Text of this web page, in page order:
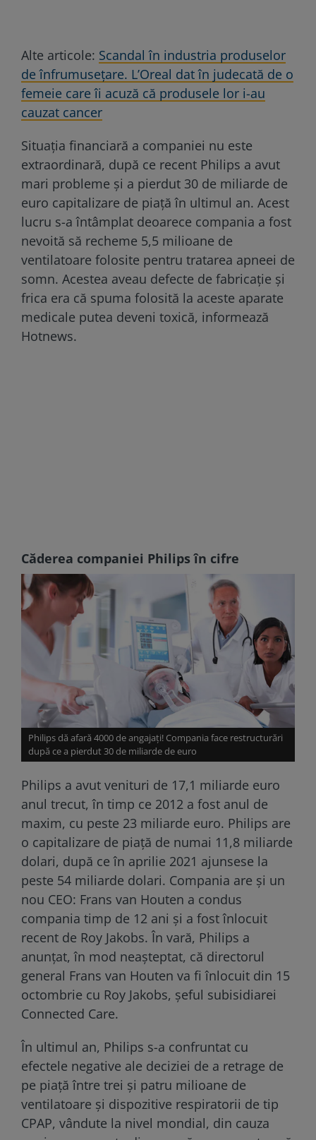
Alte articole: Scandal în industria produselor
de înfrumusețare. L’Oreal dat în judecată de o
femeie care îi acuză că produsele lor i-au
cauzat cancer
Situația financiară a companiei nu este
extraordinară, după ce recent Philips a avut
mari probleme și a pierdut 30 de miliarde de
euro capitalizare de piață în ultimul an. Acest
lucru s-a întâmplat deoarece compania a fost
nevoită să recheme 5,5 milioane de
ventilatoare folosite pentru tratarea apneei de
somn. Acestea aveau defecte de fabricație și
frica era că spuma folosită la aceste aparate
medicale putea deveni toxică, informează
Hotnews.
Căderea companiei Philips în cifre
Philips dă afară 4000 de angajați! Compania face restructurări
după ce a pierdut 30 de miliarde de euro
Philips a avut venituri de 17,1 miliarde euro
anul trecut, în timp ce 2012 a fost anul de
maxim, cu peste 23 miliarde euro. Philips are
o capitalizare de piață de numai 11,8 miliarde
dolari, după ce în aprilie 2021 ajunsese la
peste 54 miliarde dolari. Compania are și un
nou CEO: Frans van Houten a condus
compania timp de 12 ani și a fost înlocuit
recent de Roy Jakobs. În vară, Philips a
anunțat, în mod neașteptat, că directorul
general Frans van Houten va fi înlocuit din 15
octombrie cu Roy Jakobs, șeful subisidiarei
Connected Care.
În ultimul an, Philips s-a confruntat cu
efectele negative ale deciziei de a retrage de
pe piață între trei și patru milioane de
ventilatoare și dispozitive respiratorii de tip
CPAP, vândute la nivel mondial, din cauza